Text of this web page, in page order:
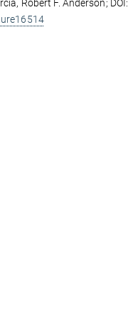
Robert F. Anderson; DOI: